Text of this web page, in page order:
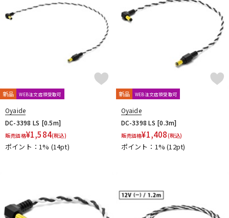
新品 WEB注文店頭受取可
Oyaide
DC-3398 LS [0.5m]
販売価格¥1,584(税込)
ポイント：1% (14pt)
新品 WEB注文店頭受取可
Oyaide
DC-3398 LS [0.3m]
販売価格¥1,408(税込)
ポイント：1%(12pt)